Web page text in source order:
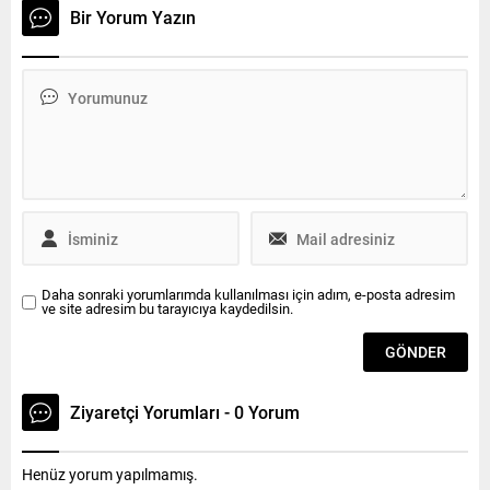
Çerkezköy Kaymakamı
Ergün Atalay, Türk Metal
Bir Yorum Yazın
Daha sonraki yorumlarımda kullanılması için adım, e-posta adresim
ve site adresim bu tarayıcıya kaydedilsin.
Ziyaretçi Yorumları - 0 Yorum
Henüz yorum yapılmamış.